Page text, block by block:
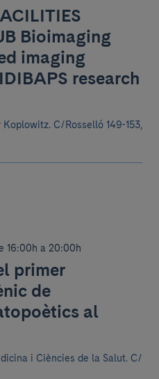
Bioimaging
imaging
research
C/Rosselló 149-153,
16:00h a 20:00h
primer
de
al
i Ciències de la Salut. C/